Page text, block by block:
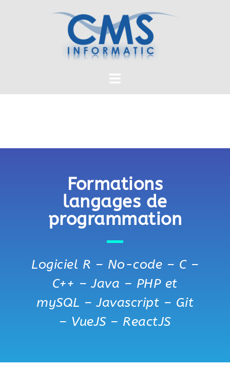
Formations
langages de
programmation
Logiciel R – No-code – C –
C++ – Java – PHP et
mySQL – Javascript – Git
– VueJS – ReactJS